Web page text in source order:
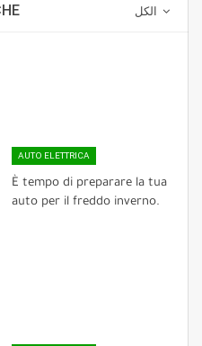
AUTO ELETTRICA
È tempo di preparare la tua
auto per il freddo inverno.